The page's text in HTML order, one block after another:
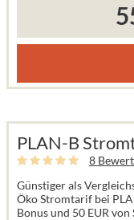
PLAN-B
8
Günstiger als
Öko Stromtarif bei
Bonus und 50 EUR